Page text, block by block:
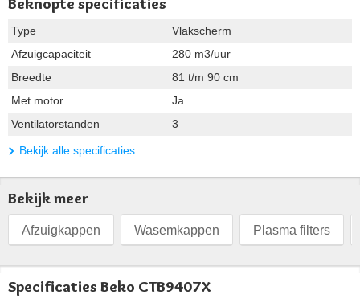
Type
Vlakscherm
Afzuigcapaciteit
280 m3/uur
Breedte
81 t/m 90 cm
Met motor
Ja
Ventilatorstanden
3
Bekijk alle specificaties
Bekijk meer
Afzuigkappen Wasemkappen Plasma filters
Specificaties Beko CTB9407X